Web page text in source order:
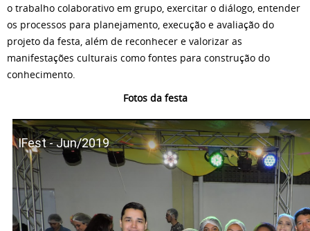
o trabalho colaborativo em grupo, exercitar o diálogo, entender
os processos para planejamento, execução e avaliação do
projeto da festa, além de reconhecer e valorizar as
manifestações culturais como fontes para construção do
conhecimento.
Fotos da festa